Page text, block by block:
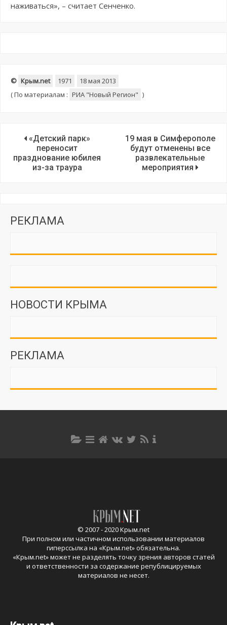
наживаться», – считает Сенченко.
© Крым.net 1971
18 мая 2013
(По материалам : РИА "Новый Регион" )
«Детский парк»
переносит
празднование юбилея
из-за траура
19 мая в Симферополе
будут отменены все
развлекательные
мероприятия
РЕКЛАМА
НОВОСТИ КРЫМА
РЕКЛАМА
© 2007 - 2020 Крым.net
При полном или частичном использовании материалов
гиперссылка на «Крым.net» обязательна.
«Крым.net» может не разделять точку зрения авторов статей
и ответственности за содержание републицируемых
материалов не несет.